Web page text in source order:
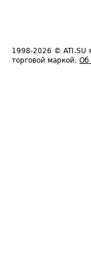
1998-2026 © ATI.SU
торговой маркой. Об